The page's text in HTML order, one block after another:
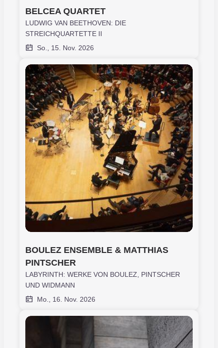
BELCEA QUARTET
LUDWIG VAN BEETHOVEN: DIE
STREICHQUARTETTE II
So., 15. Nov. 2026
BOULEZ ENSEMBLE & MATTHIAS
PINTSCHER
LABYRINTH: WERKE VON BOULEZ, PINTSCHER
UND WIDMANN
Mo., 16. Nov. 2026